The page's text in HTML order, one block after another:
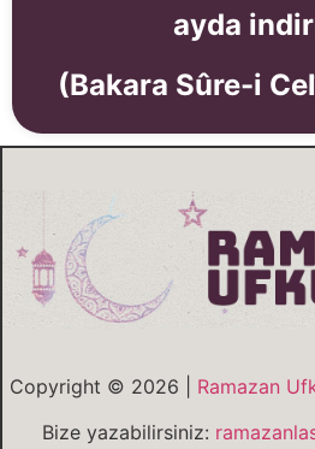
ayda
(Bakara Sûre-i
Copyright © 2026 | Ramazan
Bize yazabilirsiniz: